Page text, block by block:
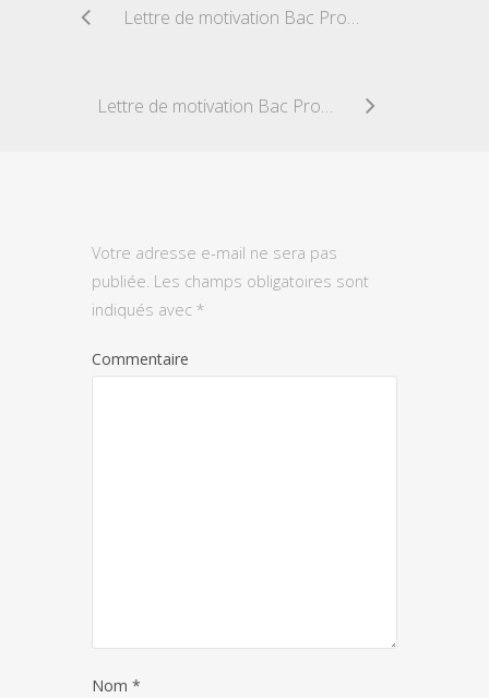
Lettre de motivation Bac Pro Métiers du cuir option maroquinerie
Lettre de motivation Bac Pro Services (accueil, assistance, conseil)
Votre adresse e-mail ne sera pas
publiée. Les champs obligatoires sont
indiqués avec *
Commentaire
Nom *